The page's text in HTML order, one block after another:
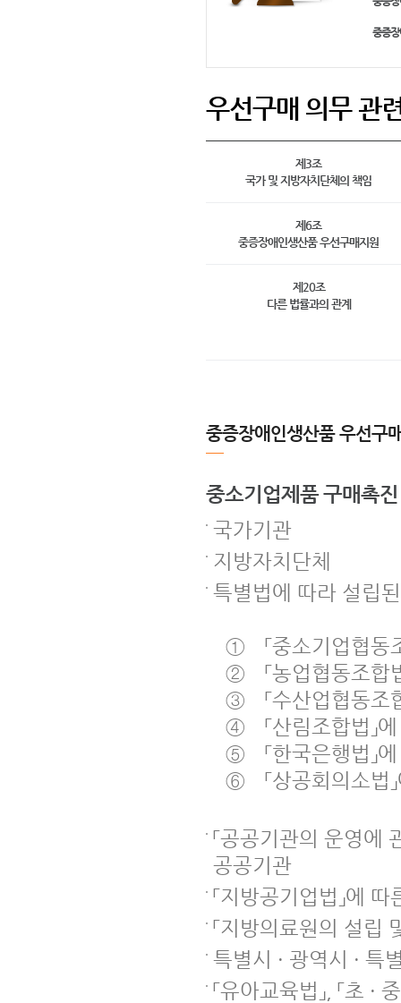
중증
우선구매 의무 관
제3조
국가 및 지방자치단체의 책임
제6조
중증장애인생산품 우선구매지원
제20조
다른 법률과의 관계
중증장애인생산품 우선구
중소기업제품 구매촉
국가기관
지방자치단체
특별법에 따라 설립
① 「중소기업협동
② 「농업협동조합
③ 「수산업협동조
④ 「산림조합법」
⑤ 「한국은행법」
⑥ 「상공회의소법
「공공기관의 운영에
공공기관
「지방공기업법」에
「지방의료원의 설립
특별시 · 광역시 · 특
「유아교육법」, 「초 ·